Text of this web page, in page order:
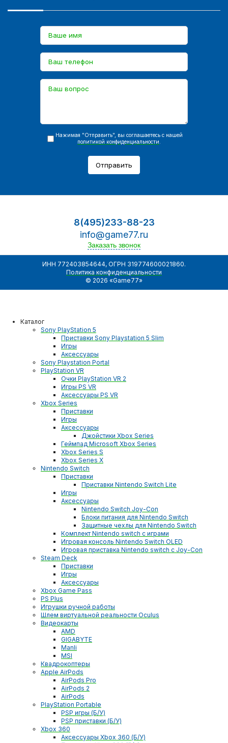
Нажимая "Отправить", вы соглашаетесь с нашей
политикой конфиденциальности
Отправить
8(495)233-88-23
info@game77.ru
Заказать звонок
ИНН 772403854644, ОГРН 319774600021860.
Политика конфиденциальности
© 2026 «Game77»
Каталог
Sony PlayStation 5
Приставки Sony Playstation 5 Slim
Игры
Аксессуары
Sony Playstation Portal
PlayStation VR
Очки PlayStation VR 2
Игры PS VR
Аксессуары PS VR
Xbox Series
Приставки
Игры
Аксессуары
Джойстики Xbox Series
Геймпад Microsoft Xbox Series
Xbox Series S
Xbox Series X
Nintendo Switch
Приставки
Приставки Nintendo Switch Lite
Игры
Аксессуары
Nintendo Switch Joy-Con
Блоки питания для Nintendo Switch
Защитные чехлы для Nintendo Switch
Комплект Nintendo switch с играми
Игровая консоль Nintendo Switch OLED
Игровая приставка Nintendo switch с Joy-Con
Steam Deck
Приставки
Игры
Аксессуары
Xbox Game Pass
PS Plus
Игрушки ручной работы
Шлем виртуальной реальности Oculus
Видеокарты
AMD
GIGABYTE
Manli
MSI
Квадрокоптеры
Apple AirPods
AirPods Pro
AirPods 2
AirPods
PlayStation Portable
PSP игры (Б/У)
PSP приставки (Б/У)
Xbox 360
Аксессуары Xbox 360 (Б/У)